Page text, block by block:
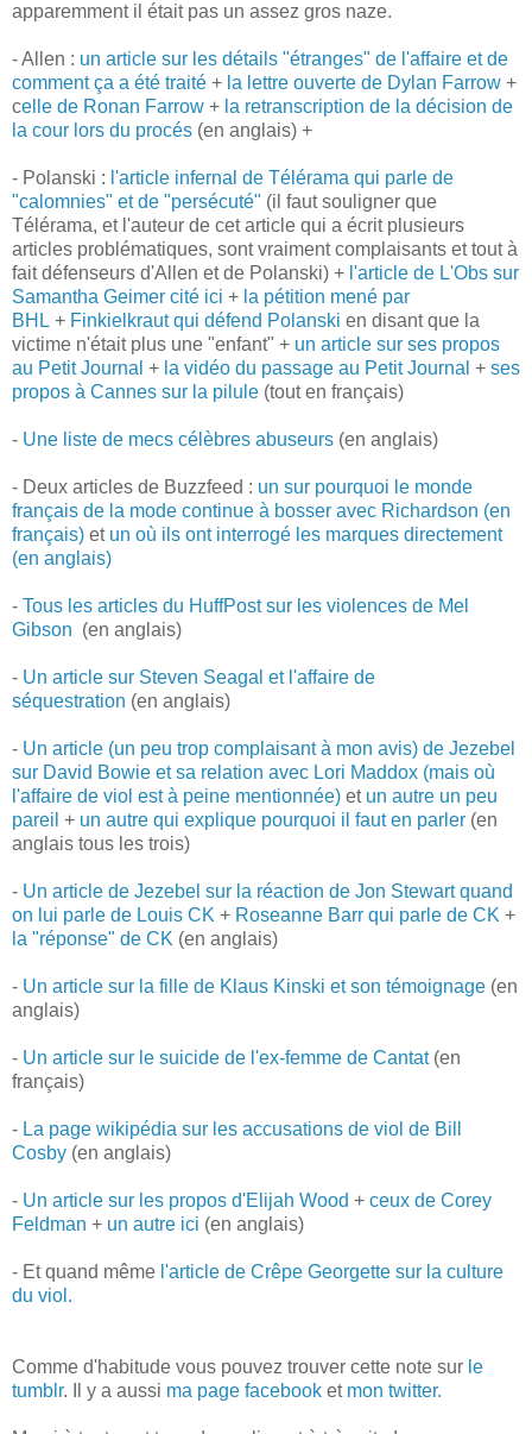
apparemment il était pas un assez gros naze.
- Allen : un article sur les détails "étranges" de l'affaire et de
comment ça a été traité + la lettre ouverte de Dylan Farrow +
celle de Ronan Farrow + la retranscription de la décision de
la cour lors du procés (en anglais) +
- Polanski : l'article infernal de Télérama qui parle de
"calomnies" et de "persécuté" (il faut souligner que
Télérama, et l'auteur de cet article qui a écrit plusieurs
articles problématiques, sont vraiment complaisants et tout à
fait défenseurs d'Allen et de Polanski) + l'article de L'Obs sur
Samantha Geimer cité ici + la pétition mené par
BHL + Finkielkraut qui défend Polanski en disant que la
victime n'était plus une "enfant" + un article sur ses propos
au Petit Journal + la vidéo du passage au Petit Journal + ses
propos à Cannes sur la pilule (tout en français)
- Une liste de mecs célèbres abuseurs (en anglais)
- Deux articles de Buzzfeed : un sur pourquoi le monde
français de la mode continue à bosser avec Richardson (en
français) et un où ils ont interrogé les marques directement
(en anglais)
- Tous les articles du HuffPost sur les violences de Mel
Gibson (en anglais)
- Un article sur Steven Seagal et l'affaire de
séquestration (en anglais)
- Un article (un peu trop complaisant à mon avis) de Jezebel
sur David Bowie et sa relation avec Lori Maddox (mais où
l'affaire de viol est à peine mentionnée) et un autre un peu
pareil + un autre qui explique pourquoi il faut en parler (en
anglais tous les trois)
- Un article de Jezebel sur la réaction de Jon Stewart quand
on lui parle de Louis CK + Roseanne Barr qui parle de CK +
la "réponse" de CK (en anglais)
- Un article sur la fille de Klaus Kinski et son témoignage (en
anglais)
- Un article sur le suicide de l'ex-femme de Cantat(en
français)
- La page wikipédia sur les accusations de viol de Bill
Cosby (en anglais)
- Un article sur les propos d'Elijah Wood + ceux de Corey
Feldman + un autre ici (en anglais)
- Et quand même l'article de Crêpe Georgette sur la culture
du viol.
Comme d'habitude vous pouvez trouver cette note sur le
tumblr. Il y a aussi ma page facebook et mon twitter.